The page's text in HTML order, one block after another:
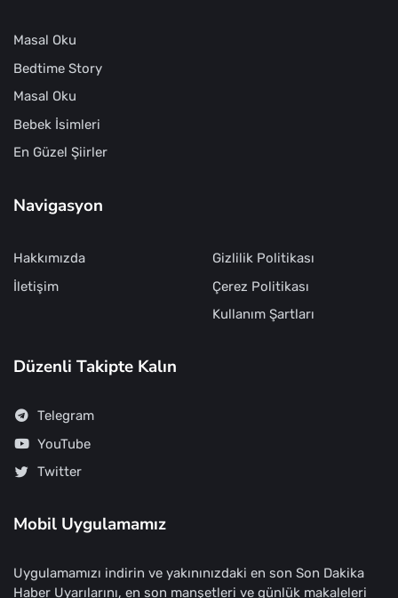
Masal Oku
Bedtime Story
Masal Oku
Bebek İsimleri
En Güzel Şiirler
Navigasyon
Hakkımızda
İletişim
Gizlilik Politikası
Çerez Politikası
Kullanım Şartları
Düzenli Takipte Kalın
Telegram
YouTube
Twitter
Mobil Uygulamamız
Uygulamamızı indirin ve yakınınızdaki en son Son Dakika
Haber Uyarılarını, en son manşetleri ve günlük makaleleri